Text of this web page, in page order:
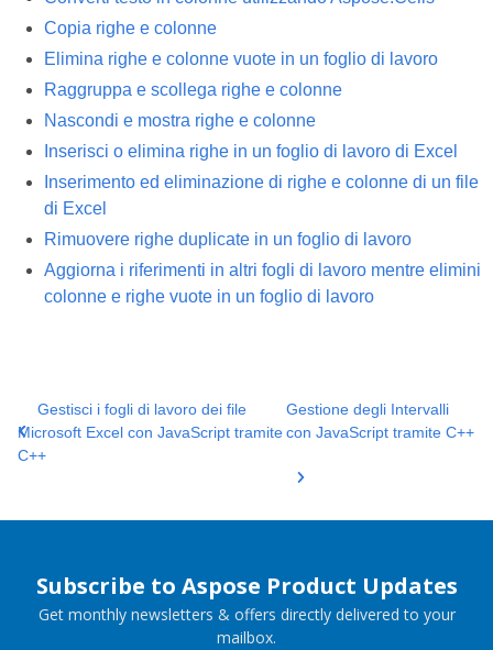
Copia righe e colonne
Elimina righe e colonne vuote in un foglio di lavoro
Raggruppa e scollega righe e colonne
Nascondi e mostra righe e colonne
Inserisci o elimina righe in un foglio di lavoro di Excel
Inserimento ed eliminazione di righe e colonne di un file
di Excel
Rimuovere righe duplicate in un foglio di lavoro
Aggiorna i riferimenti in altri fogli di lavoro mentre elimini
colonne e righe vuote in un foglio di lavoro
Gestisci i fogli di lavoro dei file
Microsoft Excel con JavaScript tramite
C++
Gestione degli Intervalli
con JavaScript tramite C++
Subscribe to Aspose Product Updates
Get monthly newsletters & offers directly delivered to your
mailbox.